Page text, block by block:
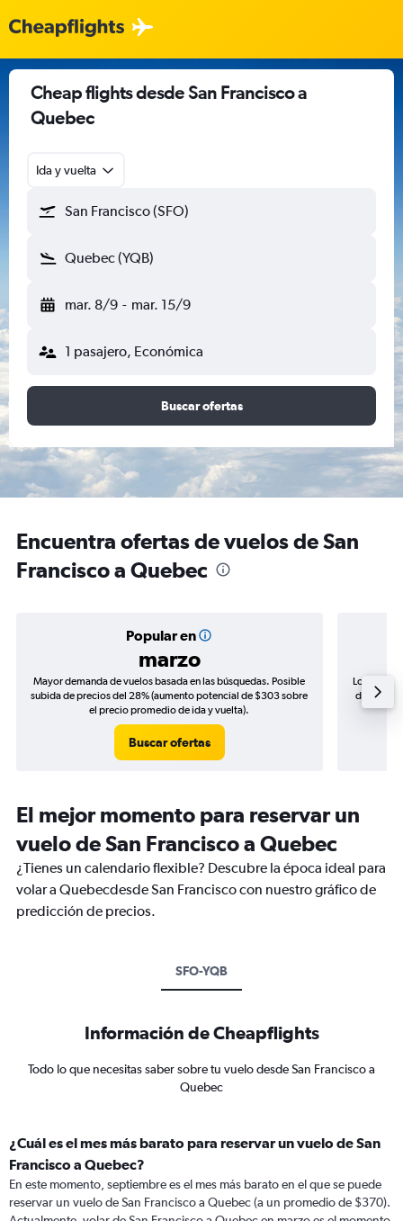
Cheap flights desde San Francisco a
Quebec
Ida y vuelta
San Francisco (SFO)
Quebec (YQB)
mar. 8/9 - mar. 15/9
1 pasajero, Económica
Buscar ofertas
Encuentra ofertas de vuelos de San
Francisco a Quebec
Popular en
marzo
Mayor demanda de vuelos basada en las búsquedas. Posible
subida de precios del 28% (aumento potencial de $303 sobre
el precio promedio de ida y vuelta).
Buscar ofertas
Los
de
El mejor momento para reservar un
vuelo de San Francisco a Quebec
¿Tienes un calendario flexible? Descubre la época ideal para
volar a Quebecdesde San Francisco con nuestro gráfico de
predicción de precios.
SFO-YQB
Información de Cheapflights
Todo lo que necesitas saber sobre tu vuelo desde San Francisco a
Quebec
¿Cuál es el mes más barato para reservar un vuelo de San
Francisco a Quebec?
En este momento, septiembre es el mes más barato en el que se puede
reservar un vuelo de San Francisco a Quebec (a un promedio de $370).